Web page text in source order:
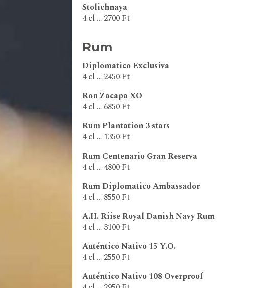
Stolichnaya
4 cl … 2700 Ft
Rum
Diplomatico Exclusiva
4 cl … 2450 Ft
Ron Zacapa XO
4 cl … 6850 Ft
Rum Plantation 3 stars
4 cl … 1350 Ft
Rum Centenario Gran Reserva
4 cl … 4800 Ft
Rum Diplomatico Ambassador
4 cl … 8550 Ft
A.H. Riise Royal Danish Navy Rum
4 cl … 3100 Ft
Auténtico Nativo 15 Y.O.
4 cl … 2550 Ft
Auténtico Nativo 108 Overproof